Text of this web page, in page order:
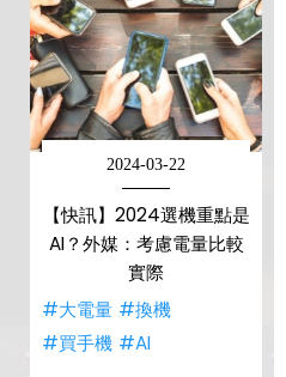
2024-03-22
【快訊】2024選機重點是
AI？外媒：考慮電量比較
實際
#大電量 #換機
#買手機 #AI